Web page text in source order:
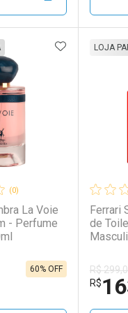
FECHAR
FECHAR
Por
(0)
La Voie
- Perfume
60% OFF
ADICIONAR
Ferrari
de
LOJA
R$
R$